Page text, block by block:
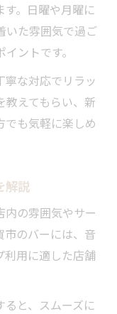
。日曜や月曜に
いた雰囲気で過ご
ントです。
寧な対応でリラッ
教えてもらい、新
でも気軽に楽しめ
解説
内の雰囲気やサー
市のバーには、音
利用に適した店舗
と、スムーズに